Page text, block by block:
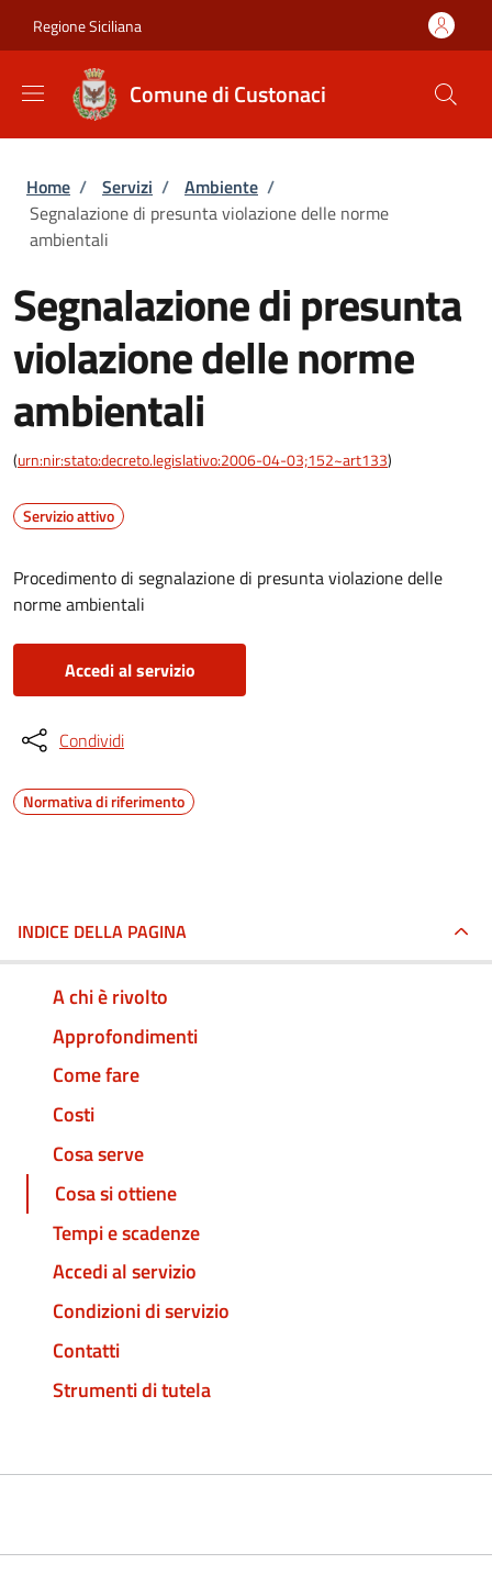
Regione Siciliana
Comune di Custonaci
Briciole di pane
Home / Servizi / Ambiente /
Segnalazione di presunta violazione delle norme
ambientali
Segnalazione di presunta
violazione delle norme
ambientali
(urn:nir:stato:decreto.legislativo:2006-04-03;152~art133)
Servizio attivo
Procedimento di segnalazione di presunta violazione delle
norme ambientali
Accedi al servizio
Condividi
Normativa di riferimento
INDICE DELLA PAGINA
A chi è rivolto
Approfondimenti
Come fare
Costi
Cosa serve
Cosa si ottiene
Tempi e scadenze
Accedi al servizio
Condizioni di servizio
Contatti
Strumenti di tutela